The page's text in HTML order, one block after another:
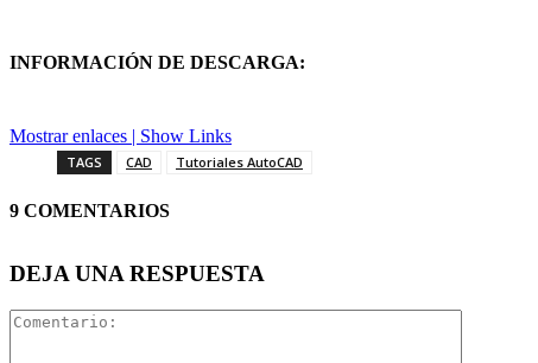
INFORMACIÓN DE DESCARGA:
Mostrar enlaces | Show Links
TAGS CAD Tutoriales AutoCAD
9 COMENTARIOS
DEJA UNA RESPUESTA